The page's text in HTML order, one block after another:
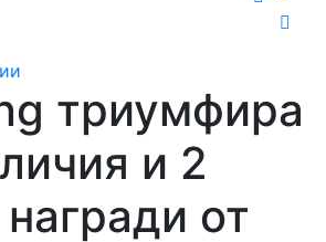
триумфира
и 2
от